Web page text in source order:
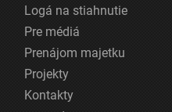
Logá na stiahnutie
Pre médiá
Prenájom majetku
Projekty
Kontakty